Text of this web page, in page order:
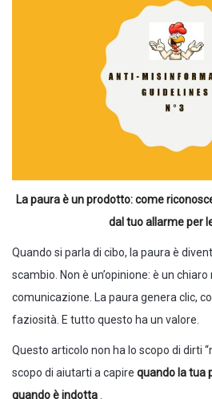
La paura è un prodotto: come
dal tuo allarme per
Quando si parla di cibo, la paura è
scambio. Non è un’opinione: è un
comunicazione. La paura genera clic,
faziosità. E tutto questo ha un valore.
Questo articolo non ha lo scopo di dirti
scopo di aiutarti a capire quando la tua
quando è indotta